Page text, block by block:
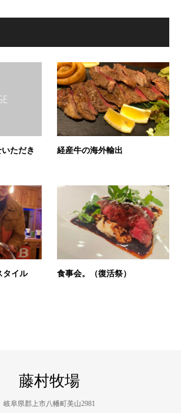
ただき
経産牛の海外輸出
タイル 食事会。（復活祭）
藤村牧場
岐阜県郡上市八幡町美山2981